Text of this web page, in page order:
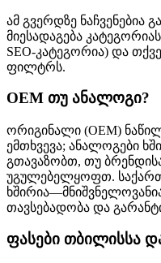
ამ გვერდზე ნაჩვენებია
მიესადაგება
SEO-კატეგორია) და
ფილტრს.
OEM თუ ანალოგი?
ორიგინალი (OEM)
ემთხვევა; ანალოგები
გთავაზობთ, თუ
უგულებელყოფთ.
თავსებადობა და
ფასები თბილისსა